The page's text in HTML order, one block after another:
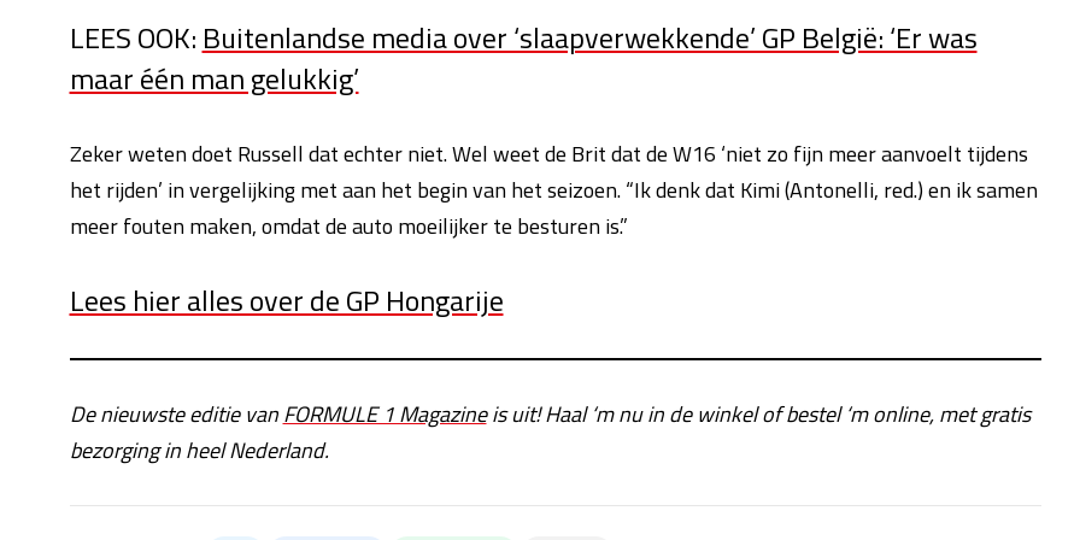
LEES OOK: Buitenlandse media over ‘slaapverwekkende’ GP België: ‘Er was
maar één man gelukkig’
Zeker weten doet Russell dat echter niet. Wel weet de Brit dat de W16 ‘niet zo fijn meer aanvoelt tijdens
het rijden’ in vergelijking met aan het begin van het seizoen. “Ik denk dat Kimi (Antonelli, red.) en ik samen
meer fouten maken, omdat de auto moeilijker te besturen is.”
Lees hier alles over de GP Hongarije
De nieuwste editie vanFORMULE 1 Magazineis uit! Haal ‘m nu in de winkel of bestel ‘m online, met gratis
bezorging in heel Nederland.